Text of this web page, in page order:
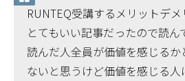
RUNTEQ受講するメリットデ
とてもいい記事だったので読ん
読んだ人全員が価値を感じるか
ないと思うけど価値を感じる